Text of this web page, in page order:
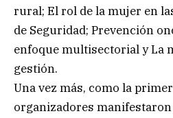
rural; El rol de la mujer en
de Seguridad; Prevención
enfoque multisectorial y La
gestión.
Una vez más, como la
organizadores